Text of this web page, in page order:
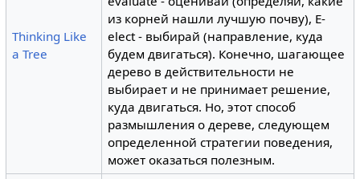
Thinking Like
a Tree
из корней нашли лучшую почву), E-
elect - выбирай (направление, куда
будем двигаться). Конечно, шагающее
дерево в действительности не
выбирает и не принимает решение,
куда двигаться. Но, этот способ
размышления о дереве, следующем
определенной стратегии поведения,
может оказаться полезным.